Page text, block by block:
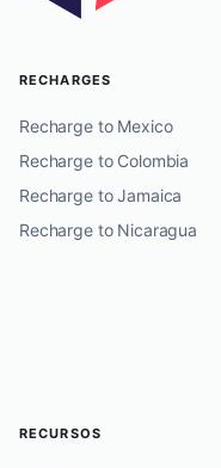
RECHARGES
Recharge to Mexico
Recharge to Colombia
Recharge to Jamaica
Recharge to Nicaragua
RECURSOS